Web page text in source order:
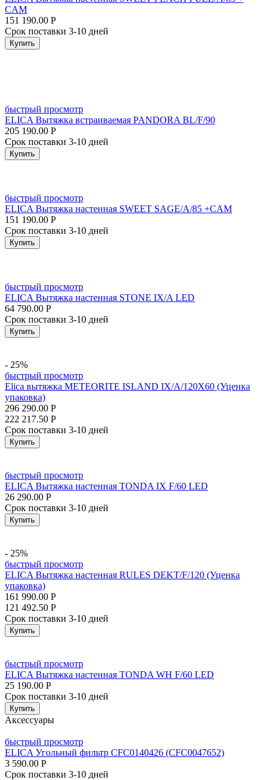
CAM
151 190.00 Р
Срок поставки 3-10 дней
Купить
быстрый просмотр
ELICA Вытяжка встраиваемая PANDORA BL/F/90
205 190.00 Р
Срок поставки 3-10 дней
Купить
быстрый просмотр
ELICA Вытяжка настенная SWEET SAGE/A/85 +CAM
151 190.00 Р
Срок поставки 3-10 дней
Купить
быстрый просмотр
ELICA Вытяжка настенная STONE IX/A LED
64 790.00 Р
Срок поставки 3-10 дней
Купить
- 25%
быстрый просмотр
Elica вытяжка METEORITE ISLAND IX/A/120X60 (Уценка
упаковка)
296 290.00 Р
222 217.50 Р
Срок поставки 3-10 дней
Купить
быстрый просмотр
ELICA Вытяжка настенная TONDA IX F/60 LED
26 290.00 Р
Срок поставки 3-10 дней
Купить
- 25%
быстрый просмотр
ELICA Вытяжка настенная RULES DEKT/F/120 (Уценка
упаковка)
161 990.00 Р
121 492.50 Р
Срок поставки 3-10 дней
Купить
быстрый просмотр
ELICA Вытяжка настенная TONDA WH F/60 LED
25 190.00 Р
Срок поставки 3-10 дней
Купить
Аксессуары
быстрый просмотр
ELICA Угольный фильтр CFC0140426 (CFC0047652)
3 590.00 Р
Срок поставки 3-10 дней